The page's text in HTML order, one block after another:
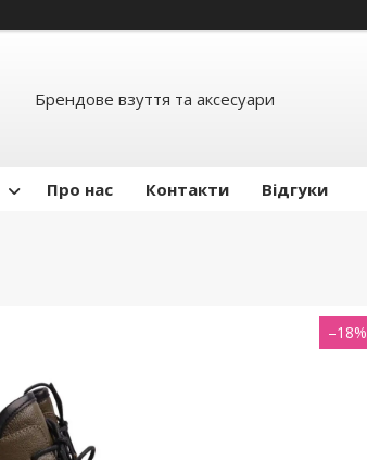
Брендове взуття та аксесуари
Про нас Контакти Відгуки
–18%